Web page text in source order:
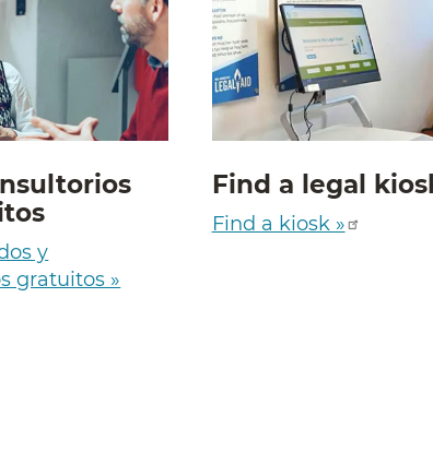
y
gratuitos »
Find a legal
Find a kiosk »